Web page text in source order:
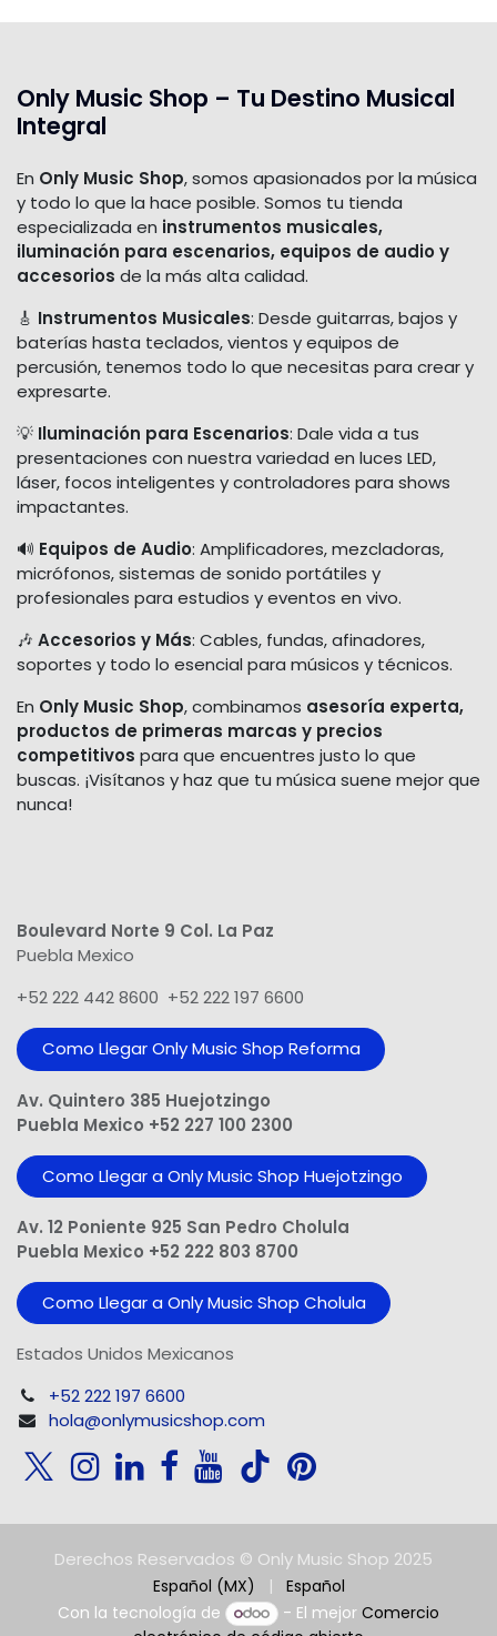
Only Music Shop – Tu Destino Musical
Integral
En Only Music Shop, somos apasionados por la música
y todo lo que la hace posible. Somos tu tienda
especializada en instrumentos musicales,
iluminación para escenarios, equipos de audio y
accesorios de la más alta calidad.
🎸 Instrumentos Musicales: Desde guitarras, bajos y
baterías hasta teclados, vientos y equipos de
percusión, tenemos todo lo que necesitas para crear y
expresarte.
💡 Iluminación para Escenarios: Dale vida a tus
presentaciones con nuestra variedad en luces LED,
láser, focos inteligentes y controladores para shows
impactantes.
🔊 Equipos de Audio: Amplificadores, mezcladoras,
micrófonos, sistemas de sonido portátiles y
profesionales para estudios y eventos en vivo.
🎶 Accesorios y Más: Cables, fundas, afinadores,
soportes y todo lo esencial para músicos y técnicos.
En Only Music Shop, combinamos asesoría experta,
productos de primeras marcas y precios
competitivos para que encuentres justo lo que
buscas. ¡Visítanos y haz que tu música suene mejor que
nunca!
Boulevard Norte 9 Col. La Paz
Puebla Mexico
+52 222 442 8600 +52 222 197 6600
Como Llegar Only Music Shop​ Reforma
Av. Quintero 385 Huejotzingo
Puebla Mexico +52 227 100 2300
Como Llegar a Only Music Shop Huejotzingo
Av. 12 Poniente 925 San Pedro Cholula
Puebla Mexico +52 222 803 8700
Como Llegar a Only Music Shop Cholula
Estados Unidos Mexicanos
+52 222 197 6600
hola@onlymusicshop.com
Derechos Reservados © Only Music Shop 2025
Español (MX) |
Español
Con la tecnología de
- El mejorComercio